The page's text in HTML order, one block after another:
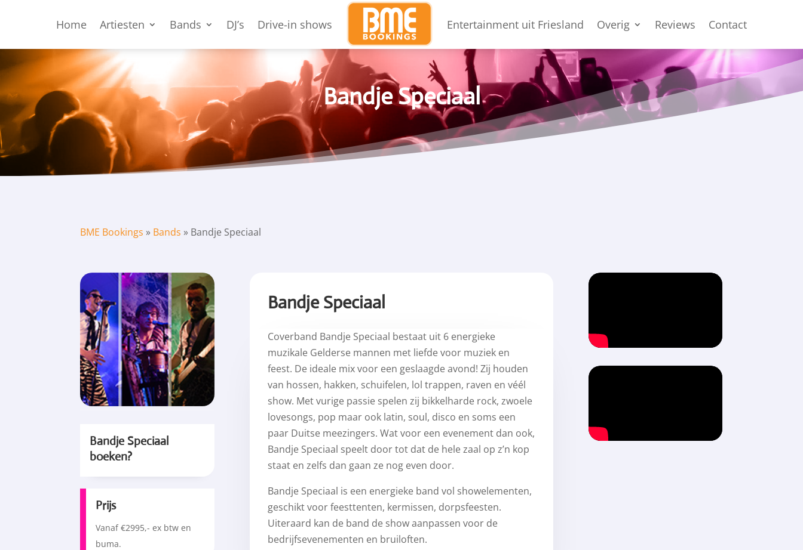
Home Artiesten Bands DJ’s Drive-in shows Entertainment uit Friesland Overig Reviews Contact
Bandje Speciaal
BME Bookings » Bands » Bandje Speciaal
Bandje Speciaal
boeken?
Prijs
Vanaf €2995,- ex btw en
buma.
Bandje Speciaal
Coverband Bandje Speciaal bestaat uit 6 energieke
muzikale Gelderse mannen met liefde voor muziek en
feest. De ideale mix voor een geslaagde avond! Zij houden
van hossen, hakken, schuifelen, lol trappen, raven en véél
show. Met vurige passie spelen zij bikkelharde rock, zwoele
lovesongs, pop maar ook latin, soul, disco en soms een
paar Duitse meezingers. Wat voor een evenement dan ook,
Bandje Speciaal speelt door tot dat de hele zaal op z’n kop
staat en zelfs dan gaan ze nog even door.
Bandje Speciaal is een energieke band vol showelementen,
geschikt voor feesttenten, kermissen, dorpsfeesten.
Uiteraard kan de band de show aanpassen voor de
bedrijfsevenementen en bruiloften.